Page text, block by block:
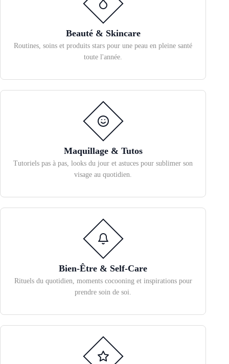
Beauté & Skincare
Routines, soins et produits stars pour une peau en pleine santé
toute l'année.
Maquillage & Tutos
Tutoriels pas à pas, looks du jour et astuces pour sublimer son
visage au quotidien.
Bien-Être & Self-Care
Rituels du quotidien, moments cocooning et inspirations pour
prendre soin de soi.